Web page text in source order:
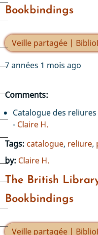
Bookbindings
Veille partagée |
7 années 1 mois ago
Comments:
Catalogue des
- Claire H.
Tags: catalogue, reliure,
by: Claire H.
The British
Bookbindings
Veille partagée |